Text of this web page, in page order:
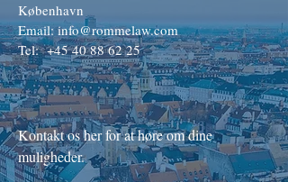
København
Email:info@rommelaw.com
Tel: +45 40 88 62 25
Kontakt os her for at høre om dine
muligheder.